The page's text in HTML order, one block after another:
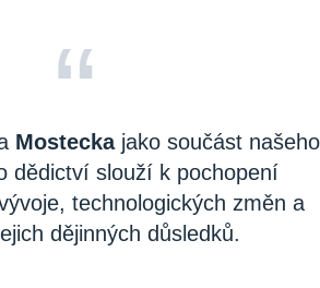
“
Mosteckajako součást našeho
dědictví slouží k pochopení
technologických změn a
dějinných důsledků.